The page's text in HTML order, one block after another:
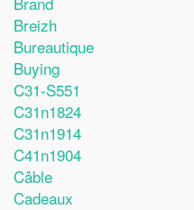
Breizh
Bureautique
Buying
C31-S551
C31n1824
C31n1914
C41n1904
Câble
Cadeaux